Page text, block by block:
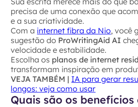
precisa de uma conexão que
e a sua criatividade.
Com a internet fibra da Nio, você
sugestão do ProWritingAid AI
velocidade e estabilidade.
Escolha os planos de internet
transformam inspiração em
VEJA TAMBÉM | IA para gerar
longos: veja como usar
Quais são os benefícios